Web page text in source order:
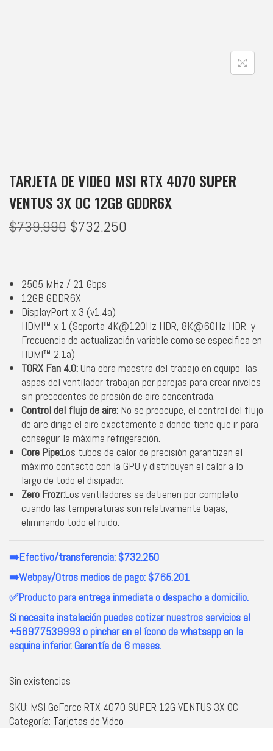
TARJETA DE VIDEO MSI RTX 4070 SUPER
VENTUS 3X OC 12GB GDDR6X
$739.990 $732.250
2505 MHz / 21 Gbps
12GB GDDR6X
DisplayPort x 3 (v1.4a)
HDMI™ x 1 (Soporta 4K@120Hz HDR, 8K@60Hz HDR, y
Frecuencia de actualización variable como se especifica en
HDMI™ 2.1a)
TORX Fan 4.0:Una obra maestra del trabajo en equipo, las
aspas del ventilador trabajan por parejas para crear niveles
sin precedentes de presión de aire concentrada.
Control del flujo de aire: No se preocupe, el control del flujo
de aire dirige el aire exactamente a donde tiene que ir para
conseguir la máxima refrigeración.
Core Pipe:Los tubos de calor de precisión garantizan el
máximo contacto con la GPU y distribuyen el calor a lo
largo de todo el disipador.
Zero Frozr:Los ventiladores se detienen por completo
cuando las temperaturas son relativamente bajas,
eliminando todo el ruido.
➡️Efectivo/transferencia: $732.250
➡️Webpay/Otros medios de pago: $765.201
✅Producto para entrega inmediata o despacho a domicilio.
Si necesita instalación puedes cotizar nuestros servicios al
+56977539993 o pinchar en el ícono de whatsapp en la
esquina inferior. Garantía de 6 meses.
Sin existencias
SKU: MSI GeForce RTX 4070 SUPER 12G VENTUS 3X OC
Categoría: Tarjetas de Video